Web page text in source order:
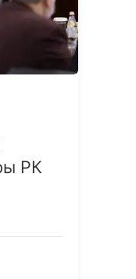
РК